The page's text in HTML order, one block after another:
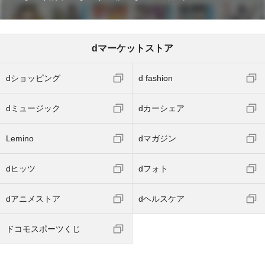
dマーケットストア
dショッピング d fashion
dミュージック dカーシェア
Lemino dマガジン
dヒッツ dフォト
dアニメストア dヘルスケア
ドコモスポーツくじ